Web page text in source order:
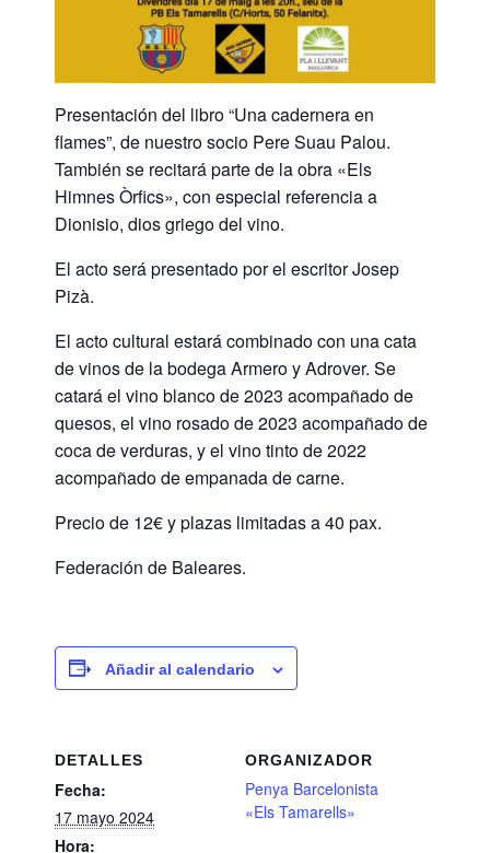
Presentación del libro “Una cadernera en
flames”, de nuestro socio Pere Suau Palou.
También se recitará parte de la obra «Els
Himnes Òrfics», con especial referencia a
Dionisio, dios griego del vino.
El acto será presentado por el escritor Josep
Pizà.
El acto cultural estará combinado con una cata
de vinos de la bodega Armero y Adrover. Se
catará el vino blanco de 2023 acompañado de
quesos, el vino rosado de 2023 acompañado de
coca de verduras, y el vino tinto de 2022
acompañado de empanada de carne.
Precio de 12€ y plazas limitadas a 40 pax.
Federación de Baleares.
Añadir al calendario
DETALLES
Fecha:
17 mayo 2024
Hora:
ORGANIZADOR
Penya Barcelonista
«Els Tamarells»